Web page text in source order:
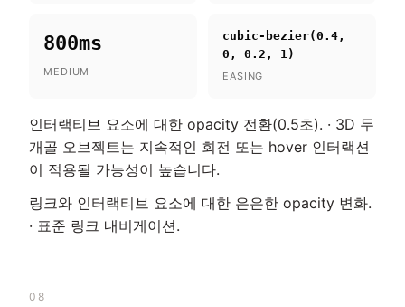
800ms
MEDIUM
cubic-bezier(0.4,
0, 0.2, 1)
EASING
인터랙티브 요소에 대한 opacity 전환(0.5초). · 3D 두
개골 오브젝트는 지속적인 회전 또는 hover 인터랙션
이 적용될 가능성이 높습니다.
링크와 인터랙티브 요소에 대한 은은한 opacity 변화.
· 표준 링크 내비게이션.
08